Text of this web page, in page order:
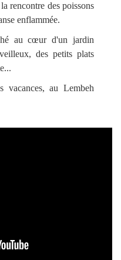
rencontre des poissons
enflammée.
au cœur d'un jardin
des petits plats
vacances, au Lembeh